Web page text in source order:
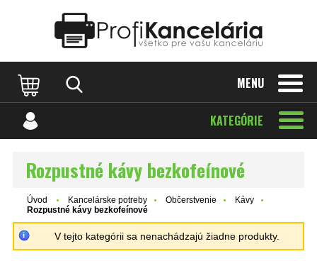
MENU
KATEGÓRIE
Rozpustné kávy bezkofeínové
Úvod Kancelárske potreby Občerstvenie
Kávy
Rozpustné kávy bezkofeínové
V tejto kategórii sa nenachádzajú žiadne produkty.
Katalóg internetových stránok Designed by Rawpixel.com